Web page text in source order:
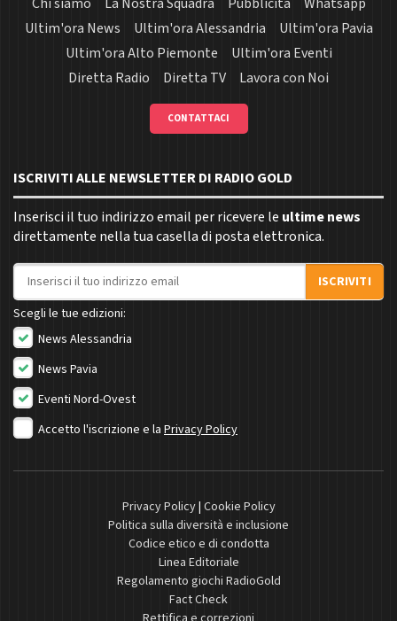
Ultim'ora News
Ultim'ora Alessandria
Ultim'ora Pavia
Ultim'ora Alto Piemonte
Ultim'ora Eventi
Diretta Radio
Diretta TV Lavora con Noi
CONTATTACI
ISCRIVITI ALLE NEWSLETTER DI RADIO GOLD
Inserisci il tuo indirizzo email per ricevere le ultime news
direttamente nella tua casella di posta elettronica.
Indirizzo email
ISCRIVITI
Scegli le tue edizioni:
News Alessandria
News Pavia
Eventi Nord-Ovest
Accetto l'iscrizione e la Privacy Policy
Privacy Policy| Cookie Policy
Politica sulla diversità e inclusione
Codice etico e di condotta
Linea Editoriale
Regolamento giochi RadioGold
Fact Check